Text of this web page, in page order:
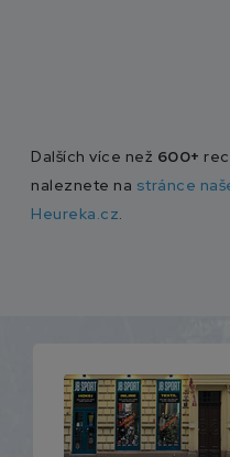
Dalších více než 600+
naleznete na stránce
Heureka.cz.